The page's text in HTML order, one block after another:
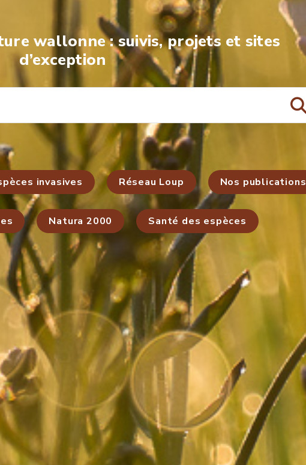
wallonne : suivis, projets et sites
d’exception
invasives Réseau Loup Nos publications
Natura 2000 Santé des espèces